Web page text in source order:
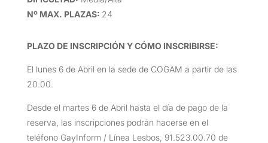
Nº MAX. PLAZAS: 24
PLAZO DE INSCRIPCIÓN Y CÓMO INSCRIBIRSE:
El lunes 6 de Abril en la sede de COGAM a partir de las
20.00.
Desde el martes 6 de Abril hasta el día de pago de la
reserva, las inscripciones podrán hacerse en el
teléfono GayInform / Línea Lesbos, 91.523.00.70 de